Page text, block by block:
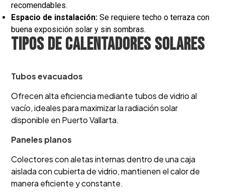
recomendables.
Espacio de instalación: Se requiere techo o terraza con
buena exposición solar y sin sombras.
Tipos de calentadores solares
Tubos evacuados
Ofrecen alta eficiencia mediante tubos de vidrio al
vacío, ideales para maximizar la radiación solar
disponible en Puerto Vallarta.
Paneles planos
Colectores con aletas internas dentro de una caja
aislada con cubierta de vidrio, mantienen el calor de
manera eficiente y constante.